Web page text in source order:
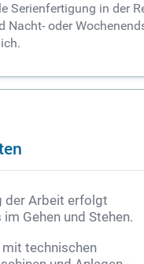
Serienfertigung in der
Nacht- oder
der Arbeit erfolgt
Gehen und Stehen.
mit technischen